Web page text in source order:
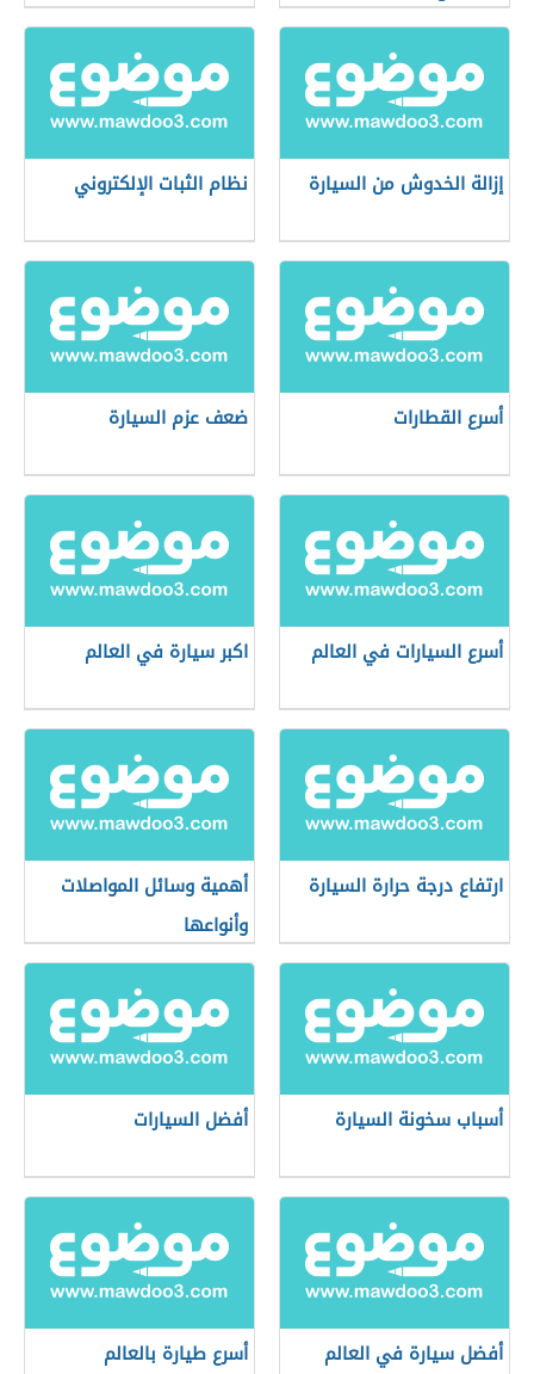
إزالة الخدوش من السيارة نظام الثبات الإلكتروني
أسرع القطارات ضعف عزم السيارة
أسرع السيارات في العالم اكبر سيارة في العالم
ارتفاع درجة حرارة السيارة
أهمية وسائل المواصلات
وأنواعها
أسباب سخونة السيارة أفضل السيارات
أفضل سيارة في العالم أسرع طيارة بالعالم